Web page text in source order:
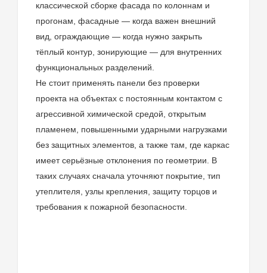
классической сборке фасада по колоннам и
прогонам, фасадные — когда важен внешний
вид, ограждающие — когда нужно закрыть
тёплый контур, зонирующие — для внутренних
функциональных разделений.
Не стоит применять панели без проверки
проекта на объектах с постоянным контактом с
агрессивной химической средой, открытым
пламенем, повышенными ударными нагрузками
без защитных элементов, а также там, где каркас
имеет серьёзные отклонения по геометрии. В
таких случаях сначала уточняют покрытие, тип
утеплителя, узлы крепления, защиту торцов и
требования к пожарной безопасности.